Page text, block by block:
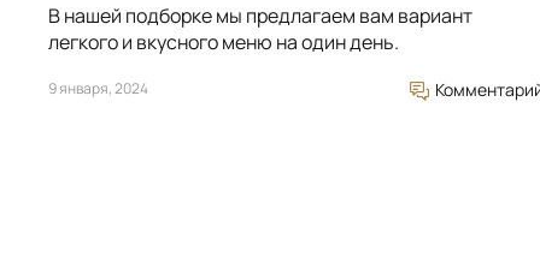
В нашей подборке мы предлагаем вам вариант
легкого и вкусного меню на один день.
9 января, 2024